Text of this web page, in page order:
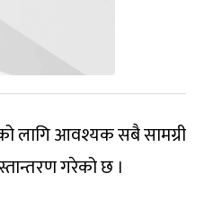
लागि आवश्यक सबै सामग्री
गरेको छ ।